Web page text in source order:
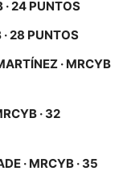
· 24 PUNTOS
· 28 PUNTOS
· MRCYB
· 32
· MRCYB · 35